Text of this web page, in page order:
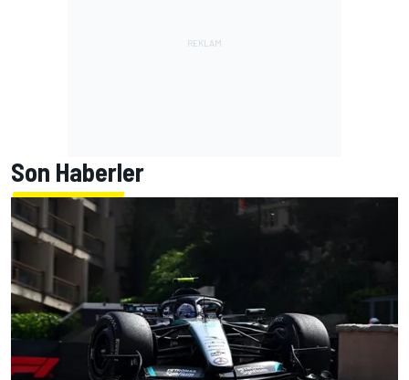
Son Haberler